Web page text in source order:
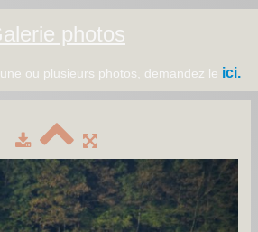
photos
ou plusieurs photos, demandez le ici.